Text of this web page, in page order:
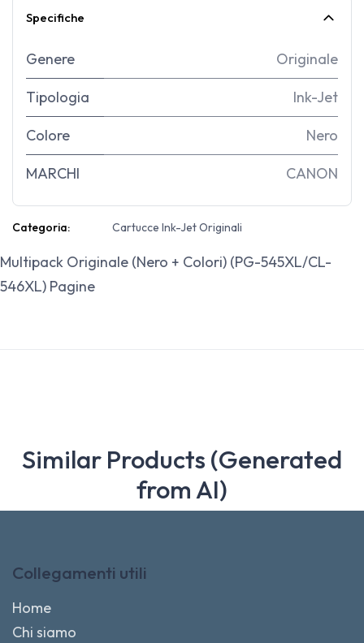
Specifiche
Genere Originale
Tipologia Ink-Jet
Colore Nero
MARCHI CANON
Categoria: Cartucce Ink-Jet Originali
Multipack Originale (Nero + Colori) (PG-545XL/CL-
546XL) Pagine
Similar Products (Generated
from AI)
Collegamenti utili
Home
Chi siamo